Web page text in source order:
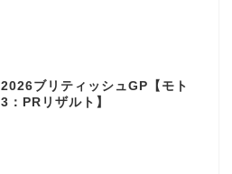
2026ブリティッシュGP【モト
3：PRリザルト】